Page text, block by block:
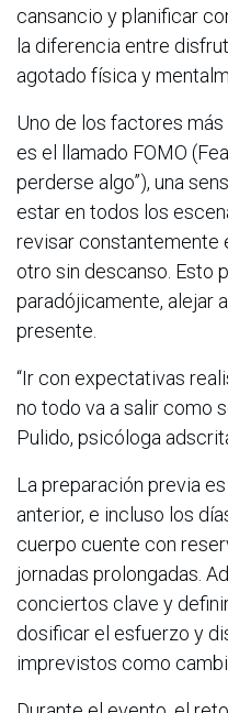
cansancio y planificar
la diferencia entre
agotado física y
Uno de los factores
es el llamado FOMO
perderse algo”), una
estar en todos los
revisar constantemente
otro sin descanso. Esto
paradójicamente, alejar
presente.
“Ir con expectativas
no todo va a salir como
Pulido, psicóloga
La preparación previa
anterior, e incluso los
cuerpo cuente con
jornadas prolongadas.
conciertos clave y
dosificar el esfuerzo y
imprevistos como